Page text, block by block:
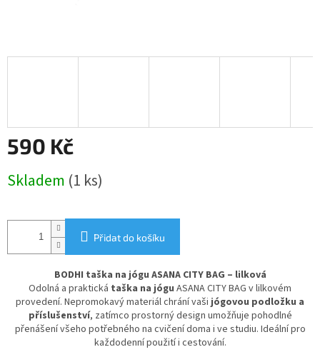
590 Kč
cena:
Skladem (1 ks)
Přidat do košíku
BODHI taška na jógu ASANA CITY BAG – lilková
Odolná a praktická taška na jógu ASANA CITY BAG v lilkovém
provedení. Nepromokavý materiál chrání vašijógovou podložku a
příslušenství, zatímco prostorný design umožňuje pohodlné
přenášení všeho potřebného na cvičení doma i ve studiu. Ideální pro
každodenní použití i cestování.